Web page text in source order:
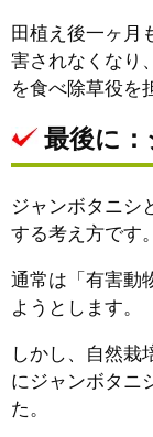
田植え後一ヶ月
害されなくなり
を食べ除草役を
最後に
ジャンボタニシ
する考え方です。
通常は「有害動
ようとします。
しかし、自然栽
にジャンボタニ
た。